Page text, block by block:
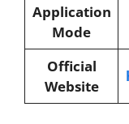
Application
Mode
Official
Website